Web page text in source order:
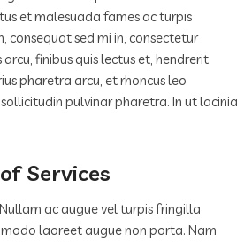
et malesuada fames ac turpis
consequat sed mi in, consectetur
finibus quis lectus et, hendrerit
pharetra arcu, et rhoncus leo
pulvinar pharetra. In ut lacinia
Services
ac augue vel turpis fringilla
laoreet augue non porta. Nam